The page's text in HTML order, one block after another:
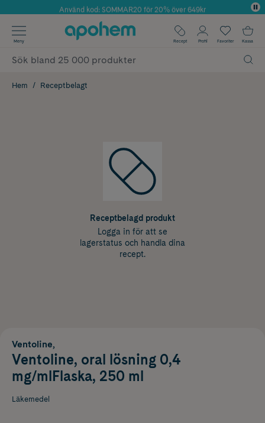
Årets Butik 2025 inom Skönhet
Använd kod: SOMMAR20 för 20% över 649kr
✓ Fri frakt
✓ Poäng på alla köp*
Meny Recept Profil Favoriter Kassa
Hem Receptbelagt
Receptbelagd produkt
Logga in för att se
lagerstatus och handla dina
recept.
Ventoline,
Ventoline, oral lösning 0,4
mg/mlFlaska, 250 ml
Läkemedel